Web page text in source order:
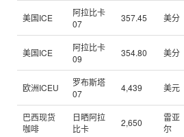
美国ICE
阿拉比卡
07
357.45 美分
美国ICE
阿拉比卡
09
354.80 美分
欧洲ICEU
罗布斯塔
07
4,439 美元
巴西现货
咖啡
日晒阿拉
比卡
2,650
雷亚
尔